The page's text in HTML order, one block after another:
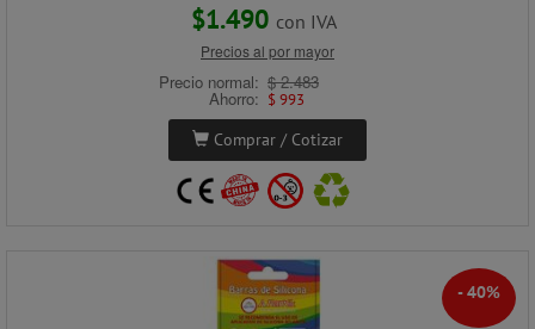
$1.490 con IVA
Precios al por mayor
Precio normal: $ 2.483
Ahorro: $ 993
Comprar / Cotizar
- 40%